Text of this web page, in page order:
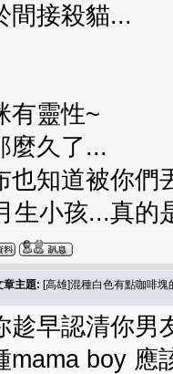
間接殺貓...
有靈性~
麼久了...
也知道被你們
生小孩...真的
章主題: [高雄]混種白色有點咖啡
趁早認清你男
mama boy 應